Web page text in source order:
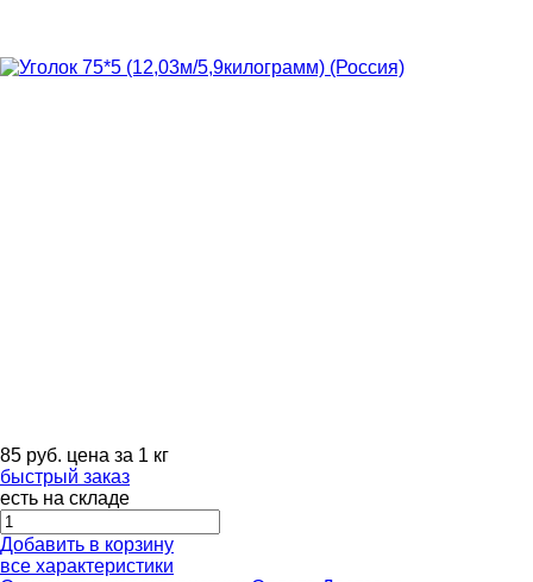
85 руб. цена за 1 кг
быстрый заказ
есть на складе
Добавить в корзину
все характеристики